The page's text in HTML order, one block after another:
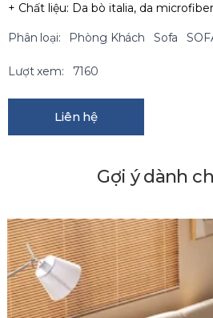
+ Chất liệu: Da bò italia, da
Phân loại: Phòng Khách Sofa
Lượt xem: 7160
Liên hệ
Gợi ý dành